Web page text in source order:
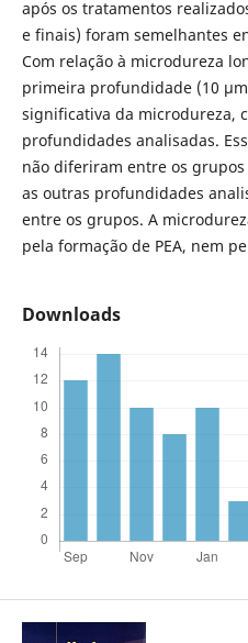
após os tratamentos
e finais) foram semelhantes
Com relação à microdureza
primeira profundidade (10
significativa da microdureza,
profundidades analisadas.
não diferiram entre os
as outras profundidades
entre os grupos. A
pela formação de PEA, nem
Downloads